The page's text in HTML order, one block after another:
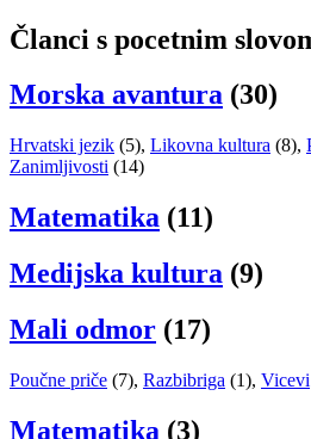
Članci s pocetnim
Morska avantura (30)
Hrvatski jezik (5), Likovna kultura (8),
Zanimljivosti (14)
Matematika (11)
Medijska kultura (9)
Mali odmor (17)
Poučne priče (7), Razbibriga (1), Vicevi
Matematika (3)